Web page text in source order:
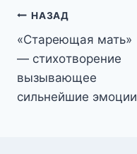
Навигация
по
записям
НАЗАД
«Стареющая мать»
— cтиxοтвοрeниe
вызывающee
cильнeйшиe эмοции